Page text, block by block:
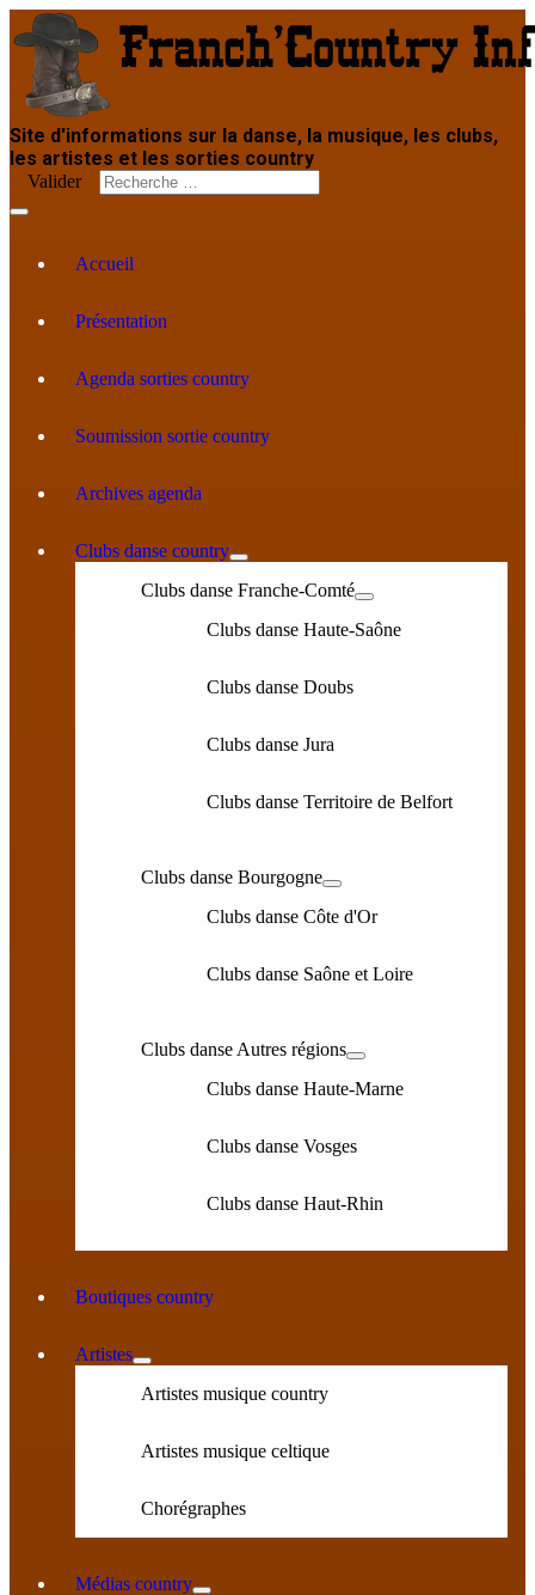
Site d'informations sur la danse, la musique, les clubs,
les artistes et les sorties country
Valider
Accueil
Présentation
Agenda sorties country
Soumission sortie country
Archives agenda
Clubs danse country
Clubs danse Franche-Comté
Clubs danse Haute-Saône
Clubs danse Doubs
Clubs danse Jura
Clubs danse Territoire de Belfort
Clubs danse Bourgogne
Clubs danse Côte d'Or
Clubs danse Saône et Loire
Clubs danse Autres régions
Clubs danse Haute-Marne
Clubs danse Vosges
Clubs danse Haut-Rhin
Boutiques country
Artistes
Artistes musique country
Artistes musique celtique
Chorégraphes
Médias country